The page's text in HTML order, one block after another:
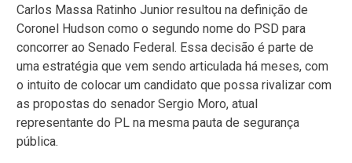
Carlos Massa Ratinho Junior resultou na definição de
Coronel Hudson como o segundo nome do PSD para
concorrer ao Senado Federal. Essa decisão é parte de
uma estratégia que vem sendo articulada há meses, com
o intuito de colocar um candidato que possa rivalizar com
as propostas do senador Sergio Moro, atual
representante do PL na mesma pauta de segurança
pública.